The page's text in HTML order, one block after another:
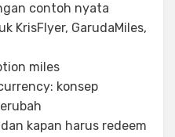
contoh nyata
KrisFlyer, GarudaMiles,
miles
konsep
kapan harus redeem